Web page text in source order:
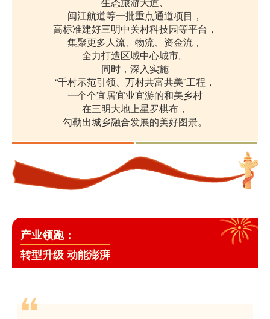
闽江航道等一批重点通道项目，
高标准建好三明中关村科技园等平台，
集聚更多人流、物流、资金流，
全力打造区域中心城市。
同时， 深入实施
“千村示范引领、万村共富共美”工程，
一个个宜居宜业宜游的和美乡村
在三明大地上星罗棋布，
勾勒出城乡融合发展的美好图景。
产业领跑：
转型升级 动能澎湃